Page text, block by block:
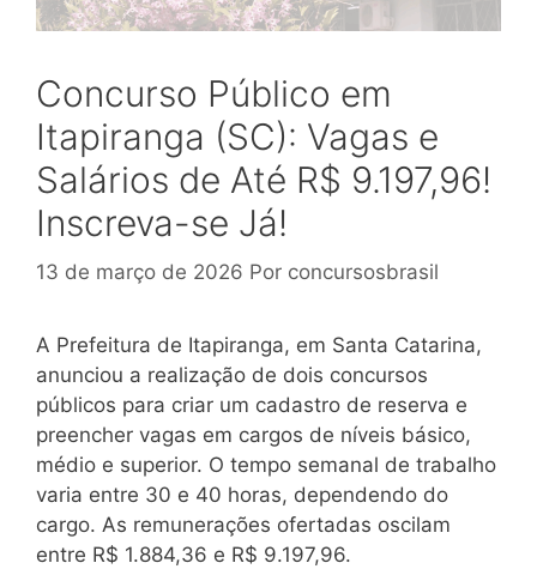
Concurso Público em
Itapiranga (SC): Vagas e
Salários de Até R$ 9.197,96!
Inscreva-se Já!
13 de março de 2026 Por concursosbrasil
A Prefeitura de Itapiranga, em Santa Catarina,
anunciou a realização de dois concursos
públicos para criar um cadastro de reserva e
preencher vagas em cargos de níveis básico,
médio e superior. O tempo semanal de trabalho
varia entre 30 e 40 horas, dependendo do
cargo. As remunerações ofertadas oscilam
entre R$ 1.884,36 e R$ 9.197,96.